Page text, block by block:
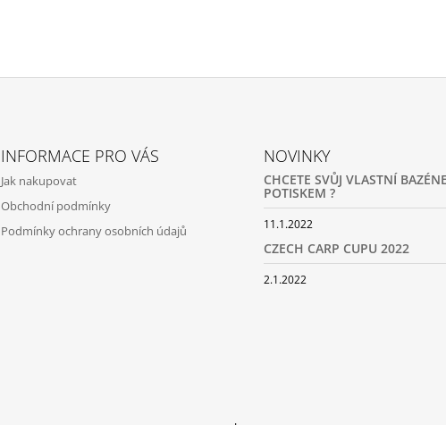
INFORMACE PRO VÁS
Jak nakupovat
Obchodní podmínky
Podmínky ochrany osobních údajů
NOVINKY
CHCETE SVŮJ VLASTNÍ
POTISKEM ?
11.1.2022
CZECH CARP CUPU 2022
2.1.2022